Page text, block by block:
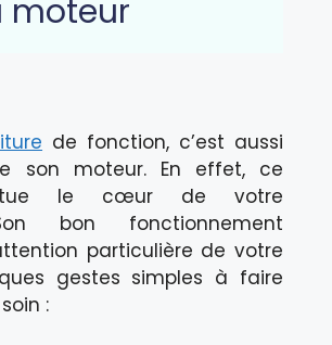
moteur
de fonction, c’est aussi
son moteur. En effet, ce
le cœur de votre
bon fonctionnement
particulière de votre
gestes simples à faire
: